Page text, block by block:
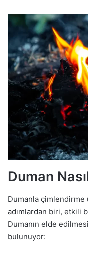
Duman
Dumanla çimlendirme
adımlardan biri, etkili
Dumanın elde
bulunuyor: